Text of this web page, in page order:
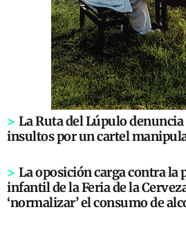
> La Ruta del Lúpulo
insultos por un cartel
> La oposición carga contra la
infantil de la Feria de la
‘normalizar’ el consumo de